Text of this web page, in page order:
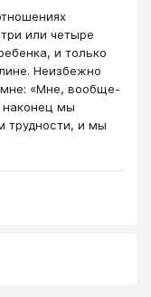
или четыре
и только
Неизбежно
мне: «Мне, вообще-
наконец мы
трудности, и мы